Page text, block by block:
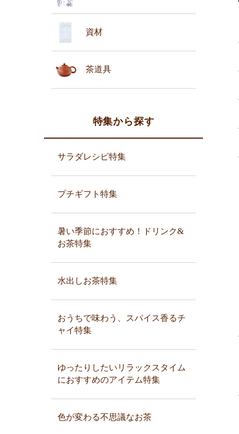
資材
茶道具
特集から探す
サラダレシピ特集
プチギフト特集
暑い季節におすすめ！ドリンク&
お茶特集
水出しお茶特集
おうちで味わう、スパイス香るチ
ャイ特集
ゆったりしたいリラックスタイム
におすすめのアイテム特集
色が変わる不思議なお茶